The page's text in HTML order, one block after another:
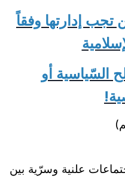
إدارتها وفقاً
السّياسية أو
علنية وسرّية بين